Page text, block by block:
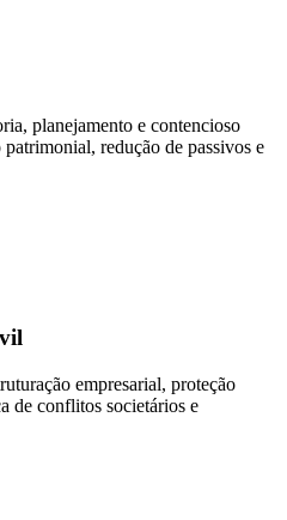
planejamento e contencioso
redução de passivos e
empresarial, proteção
de conflitos societários e